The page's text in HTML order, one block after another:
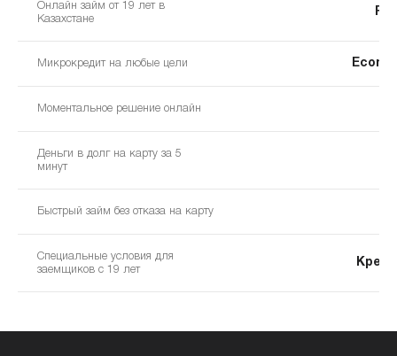
Онлайн займ от 19 лет в
Казахстане
Микрокредит на любые цели
Моментальное решение онлайн
Деньги в долг на карту за 5
минут
Быстрый займ без отказа на карту
Специальные условия для
заемщиков с 19 лет